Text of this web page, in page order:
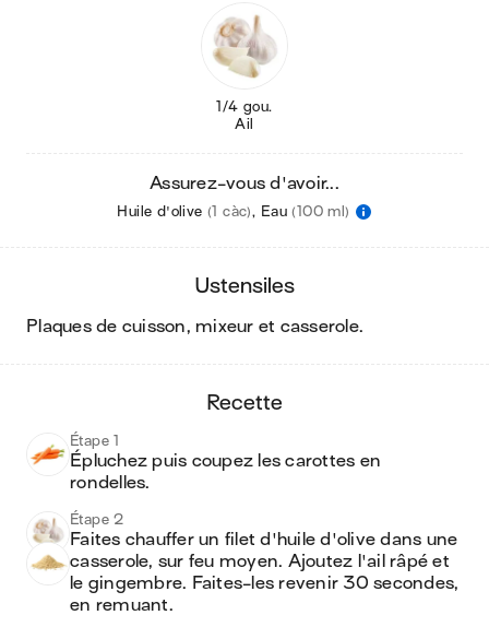
1/4 gou.
Ail
Assurez-vous d'avoir...
Huile d'olive (1 càc), Eau (100 ml)
ustensiles
plaques de cuisson, mixeur et casserole.
recette
Étape 1
Épluchez puis coupez les carottes en
rondelles.
Étape 2
Faites chauffer un filet d'huile d'olive dans une
casserole, sur feu moyen. Ajoutez l'ail râpé et
le gingembre. Faites-les revenir 30 secondes,
en remuant.